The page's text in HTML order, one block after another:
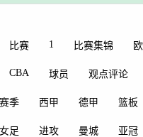
比赛 1 比赛集锦
CBA 球员 观点评论
赛季 西甲 德甲 篮板
女足 进攻 曼城 亚冠